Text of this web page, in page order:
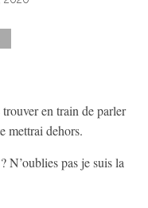
en train de parler
mettrai dehors.
N’oublies pas je suis la